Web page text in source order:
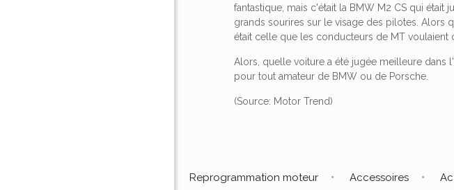
fantastique, mais c'était la BMW M2 CS qui
grands sourires sur le visage des pilotes. Alors
était celle que les conducteurs de MT voulaient
Alors, quelle voiture a été jugée meilleure dans
pour tout amateur de BMW ou de Porsche.
(Source: Motor Trend)
Reprogrammation moteur Accessoires